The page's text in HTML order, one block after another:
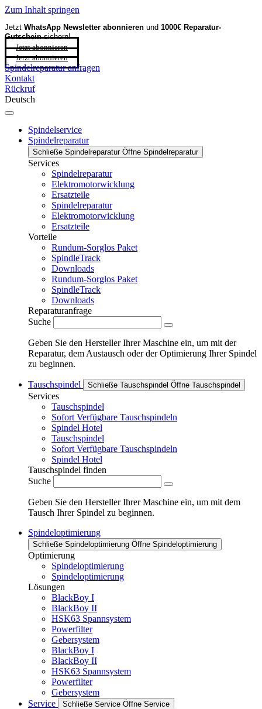
Zum Inhalt springen
Jetzt WhatsApp Newsletter abonnieren und 1000€ Reparatur-
Gutscheinsichern!
Jetzt abonnieren
Jetzt abonnieren
Spindelreparatur anfragen
Kontakt
Rückruf
Deutsch
Spindelservice
Spindelreparatur
Schließe Spindelreparatur Öffne Spindelreparatur
Services
Spindelreparatur
Elektromotorwicklung
Ersatzteile
Spindelreparatur
Elektromotorwicklung
Ersatzteile
Vorteile
Rundum-Sorglos Paket
SpindleTrack
Downloads
Rundum-Sorglos Paket
SpindleTrack
Downloads
Reparaturanfrage
Suche
Geben Sie den Hersteller Ihrer Maschine ein, um mit der
Reparatur, dem Austausch oder der Optimierung Ihrer Spindel
zu beginnen.
Tauschspindel Schließe Tauschspindel Öffne Tauschspindel
Services
Tauschspindel
Sofort Verfügbare Tauschspindeln
Spindel Hotel
Tauschspindel
Sofort Verfügbare Tauschspindeln
Spindel Hotel
Tauschspindel finden
Suche
Geben Sie den Hersteller Ihrer Maschine ein, um mit dem
Tausch Ihrer Spindel zu beginnen.
Spindeloptimierung
Schließe Spindeloptimierung Öffne Spindeloptimierung
Optimierung
Spindeloptimierung
Spindeloptimierung
Lösungen
BlackBoy I
BlackBoy II
HSK63 Spannsystem
Powerfilter
Gebersystem
BlackBoy I
BlackBoy II
HSK63 Spannsystem
Powerfilter
Gebersystem
Service
Schließe Service Öffne Service